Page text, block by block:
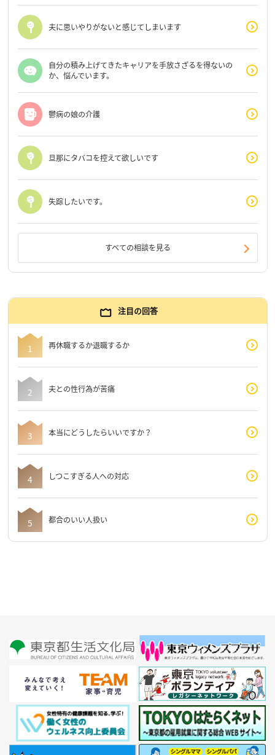
夫に思いやりがないと感じてしまいます
自分の積み上げてきたキャリアを手放さざるを得ないの
か、悩んでいます。
鬱病の娘の介護
旦那にタバコを控えて欲しいです
失踪したいです。
すべての相談を見る
注目の回答
再休職するか退職するか
夫との性行為が苦痛
本当にどうしたらいいですか？
しつこすぎる人への対応
都合のいい人扱い